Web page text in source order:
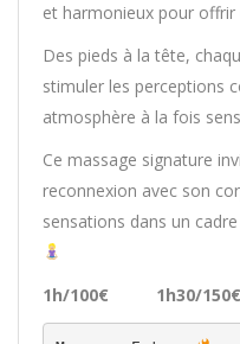
et harmonieux pour offrir
Des pieds à la tête,
stimuler les perceptions
atmosphère à la fois
Ce massage signature
reconnexion avec son
sensations dans un
1h/100€ 1h30/150€